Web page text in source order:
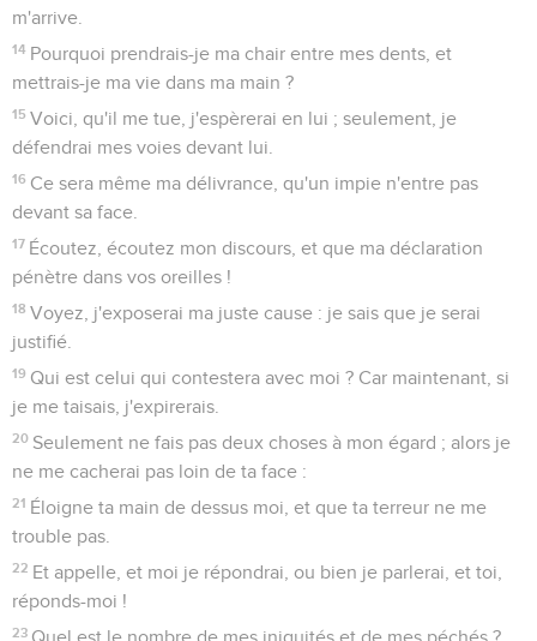
m'arrive.
14 Pourquoi prendrais-je ma chair entre mes dents, et
mettrais-je ma vie dans ma main ?
15 Voici, qu'il me tue, j'espèrerai en lui ; seulement, je
défendrai mes voies devant lui.
16 Ce sera même ma délivrance, qu'un impie n'entre pas
devant sa face.
17 Écoutez, écoutez mon discours, et que ma déclaration
pénètre dans vos oreilles !
18 Voyez, j'exposerai ma juste cause : je sais que je serai
justifié.
19 Qui est celui qui contestera avec moi ? Car maintenant, si
je me taisais, j'expirerais.
20 Seulement ne fais pas deux choses à mon égard ; alors je
ne me cacherai pas loin de ta face :
21 Éloigne ta main de dessus moi, et que ta terreur ne me
trouble pas.
22 Et appelle, et moi je répondrai, ou bien je parlerai, et toi,
réponds-moi !
23 Quel est le nombre de mes iniquités et de mes péchés ?